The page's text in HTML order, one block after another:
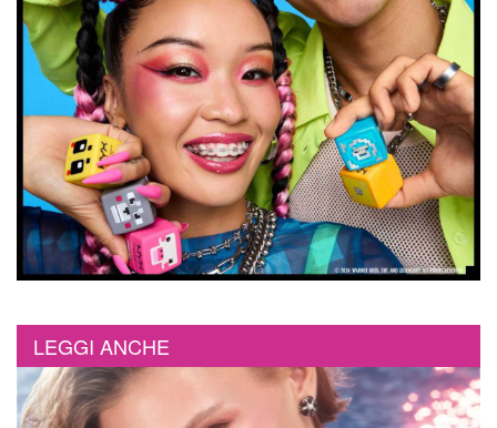
LEGGI ANCHE